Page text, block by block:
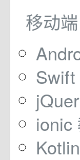
移动端
ionic